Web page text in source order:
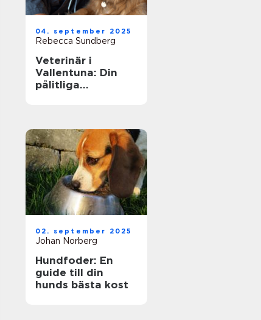
04. september 2025
Rebecca Sundberg
Veterinär i
Vallentuna: Din
pålitliga
02. september 2025
Johan Norberg
Hundfoder: En
guide till din
hunds bästa kost